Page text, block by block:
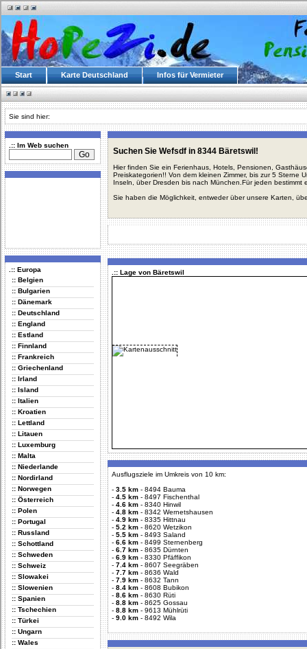
Start Karte Deutschland Infos für Vermieter
Sie sind hier:
.:: Im Web suchen
.:: Europa
:: Belgien
:: Bulgarien
:: Dänemark
:: Deutschland
:: England
:: Estland
:: Finnland
:: Frankreich
:: Griechenland
:: Irland
:: Island
:: Italien
:: Kroatien
:: Lettland
:: Litauen
:: Luxemburg
:: Malta
:: Niederlande
:: Nordirland
:: Norwegen
:: Österreich
:: Polen
:: Portugal
:: Russland
:: Schottland
:: Schweden
:: Schweiz
:: Slowakei
:: Slowenien
:: Spanien
:: Tschechien
:: Türkei
:: Ungarn
:: Wales
Suchen Sie Wefsdf in 8344 Bäretswil!
Hier finden Sie ein Ferienhaus, Hotels, Pensionen,
Preiskategorien!! Von dem kleinen Zimmer, bis zur 5 Sterne
Inseln, über Dresden bis nach München.Für jeden bestimmt
Sie haben die Möglichkeit, entweder über unsere Karten,
.:: Lage von Bäretswil
Ausflugsziele im Umkreis von 10 km:
- 3.5 km - 8494 Bauma
- 4.5 km - 8497 Fischenthal
- 4.6 km - 8340 Hinwil
- 4.8 km - 8342 Wernetshausen
- 4.9 km - 8335 Hittnau
- 5.2 km - 8620 Wetzikon
- 5.5 km - 8493 Saland
- 6.6 km - 8499 Sternenberg
- 6.7 km - 8635 Dürnten
- 6.9 km - 8330 Pfäffikon
- 7.4 km - 8607 Seegräben
- 7.7 km - 8636 Wald
- 7.9 km - 8632 Tann
- 8.4 km - 8608 Bubikon
- 8.6 km - 8630 Rüti
- 8.8 km - 8625 Gossau
- 8.8 km - 9613 Mühlrüti
- 9.0 km - 8492 Wila